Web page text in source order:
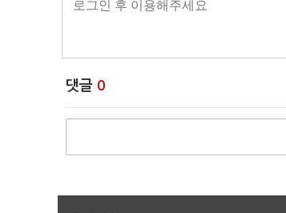
댓글 0